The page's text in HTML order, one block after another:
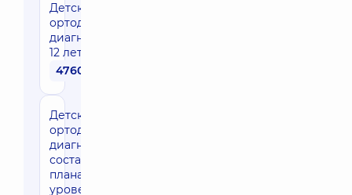
Детская
ортодонтическая
диагностика (до
12 лет)
4760 грн
Детская
ортодонтическая
диагностика и
составление
плана лечения,
уровень эксперт